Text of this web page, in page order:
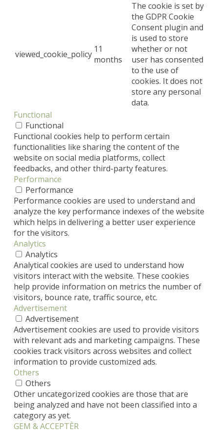
viewed_cookie_policy 11
months
The cookie is set by
the GDPR Cookie
Consent plugin and
is used to store
whether or not
user has consented
to the use of
cookies. It does not
store any personal
data.
Functional
Functional
Functional cookies help to perform certain
functionalities like sharing the content of the
website on social media platforms, collect
feedbacks, and other third-party features.
Performance
Performance
Performance cookies are used to understand and
analyze the key performance indexes of the website
which helps in delivering a better user experience
for the visitors.
Analytics
Analytics
Analytical cookies are used to understand how
visitors interact with the website. These cookies
help provide information on metrics the number of
visitors, bounce rate, traffic source, etc.
Advertisement
Advertisement
Advertisement cookies are used to provide visitors
with relevant ads and marketing campaigns. These
cookies track visitors across websites and collect
information to provide customized ads.
Others
Others
Other uncategorized cookies are those that are
being analyzed and have not been classified into a
category as yet.
GEM & ACCEPTÈR